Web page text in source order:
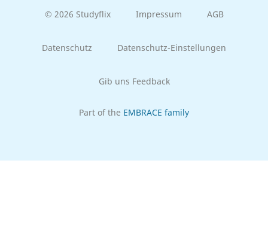
© 2026 Studyflix Impressum AGB
Datenschutz Datenschutz-Einstellungen
Gib uns Feedback
Part of the EMBRACE family